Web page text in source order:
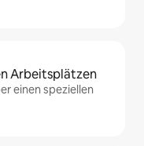
Arbeitsplätzen
einen speziellen